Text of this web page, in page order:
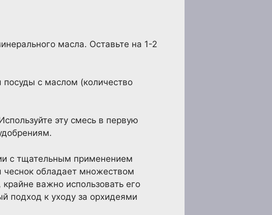
масла. Оставьте на 1-2
с маслом (количество
эту смесь в первую
с тщательным применением
чеснок обладает множеством
важно использовать его
подход к уходу за орхидеями